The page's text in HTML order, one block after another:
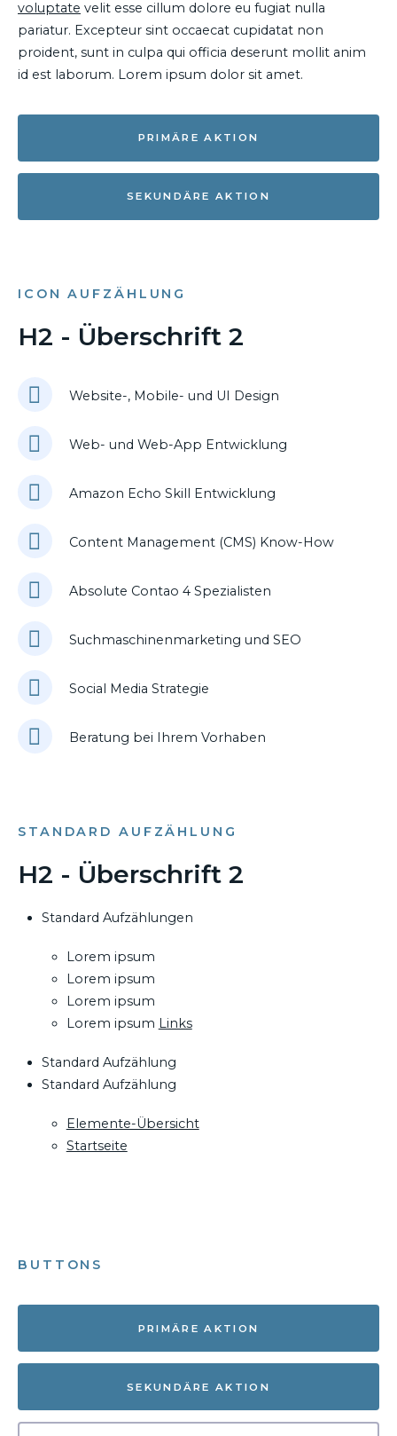
voluptate velit esse cillum dolore eu fugiat nulla
pariatur. Excepteur sint occaecat cupidatat non
proident, sunt in culpa qui officia deserunt mollit anim
id est laborum. Lorem ipsum dolor sit amet.
PRIMÄRE AKTION
SEKUNDÄRE AKTION
ICON AUFZÄHLUNG
H2 - Überschrift 2
Website-, Mobile- und UI Design
Web- und Web-App Entwicklung
Amazon Echo Skill Entwicklung
Content Management (CMS) Know-How
Absolute Contao 4 Spezialisten
Suchmaschinenmarketing und SEO
Social Media Strategie
Beratung bei Ihrem Vorhaben
STANDARD AUFZÄHLUNG
H2 - Überschrift 2
Standard Aufzählungen
Lorem ipsum
Lorem ipsum
Lorem ipsum
Lorem ipsum Links
Standard Aufzählung
Standard Aufzählung
Elemente-Übersicht
Startseite
BUTTONS
PRIMÄRE AKTION
SEKUNDÄRE AKTION